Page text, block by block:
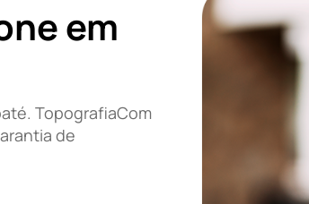
em
TopografiaCom
de